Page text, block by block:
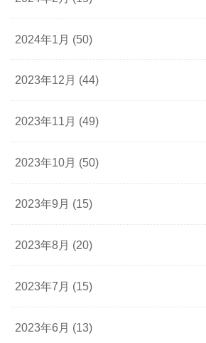
2024年1月 (50)
2023年12月 (44)
2023年11月 (49)
2023年10月 (50)
2023年9月 (15)
2023年8月 (20)
2023年7月 (15)
2023年6月 (13)